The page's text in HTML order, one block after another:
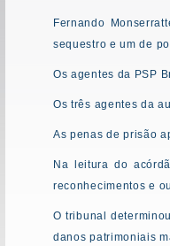
Fernando
sequestro e um de
Os agentes da PSP
Os três agentes da
As penas de prisão
Na leitura do
reconhecimentos e
O tribunal
danos patrimoniais